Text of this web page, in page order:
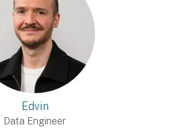
Edvin
Data Engineer